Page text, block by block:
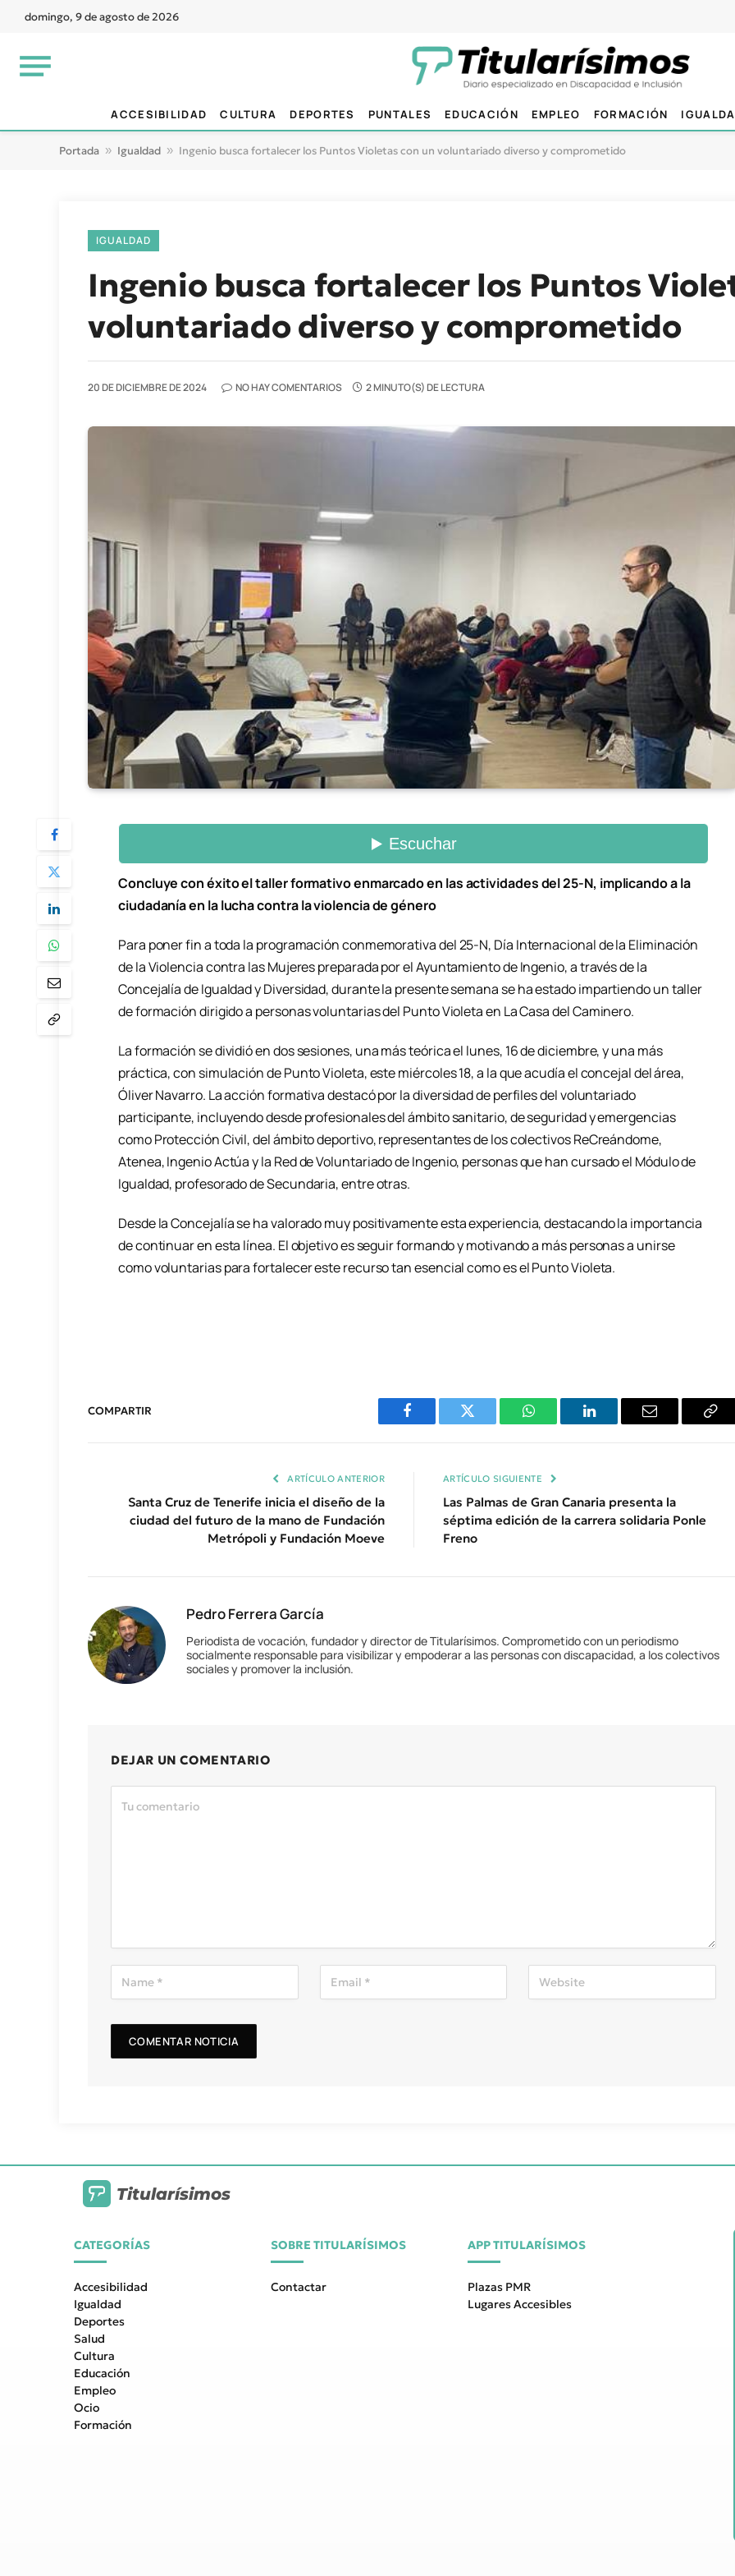
domingo, 9 de agosto de 2026
ACCESIBILIDAD CULTURA DEPORTES PUNTALES EDUCACIÓN EMPLEO FORMACIÓN
Portada » Igualdad » Ingenio busca fortalecer los Puntos Violetas con un voluntariado diverso y comprometido
IGUALDAD
Ingenio busca fortalecer los Puntos
voluntariado diverso y comprometido
20 DE DICIEMBRE DE 2024 NO HAY COMENTARIOS 2 MINUTO(S) DE LECTURA
Concluye con éxito el taller formativo enmarcado en las actividades del 25-N, implicando a la
ciudadanía en la lucha contra la violencia de género
Para poner fin a toda la programación conmemorativa del 25-N, Día Internacional de la Eliminación
de la Violencia contra las Mujeres preparada por el Ayuntamiento de Ingenio, a través de la
Concejalía de Igualdad y Diversidad, durante la presente semana se ha estado impartiendo un taller
de formación dirigido a personas voluntarias del Punto Violeta en La Casa del Caminero.
La formación se dividió en dos sesiones, una más teórica el lunes, 16 de diciembre, y una más
práctica, con simulación de Punto Violeta, este miércoles 18, a la que acudía el concejal del área,
Óliver Navarro. La acción formativa destacó por la diversidad de perfiles del voluntariado
participante, incluyendo desde profesionales del ámbito sanitario, de seguridad y emergencias
como Protección Civil, del ámbito deportivo, representantes de los colectivos ReCreándome,
Atenea, Ingenio Actúa y la Red de Voluntariado de Ingenio, personas que han cursado el Módulo de
Igualdad, profesorado de Secundaria, entre otras.
Desde la Concejalía se ha valorado muy positivamente esta experiencia, destacando la importancia
de continuar en esta línea. El objetivo es seguir formando y motivando a más personas a unirse
como voluntarias para fortalecer este recurso tan esencial como es el Punto Violeta.
COMPARTIR
Facebook Twitter WhatsAppLinkedIn Email
ARTÍCULO ANTERIOR
Santa Cruz de Tenerife inicia el diseño de la
ciudad del futuro de la mano de Fundación
Metrópoli y Fundación Moeve
ARTÍCULO SIGUIENTE
Las Palmas de Gran Canaria presenta la
séptima edición de la carrera solidaria Ponle
Freno
Pedro Ferrera García
Periodista de vocación, fundador y director de Titularísimos. Comprometido con un periodismo
socialmente responsable para visibilizar y empoderar a las personas con discapacidad, a los colectivos
sociales y promover la inclusión.
DEJAR UN COMENTARIO
Titularísimos
CATEGORÍAS
Accesibilidad
Igualdad
Deportes
Salud
Cultura
Educación
Empleo
Ocio
Formación
SOBRE TITULARÍSIMOS
Contactar
APP TITULARÍSIMOS
Plazas PMR
Lugares Accesibles